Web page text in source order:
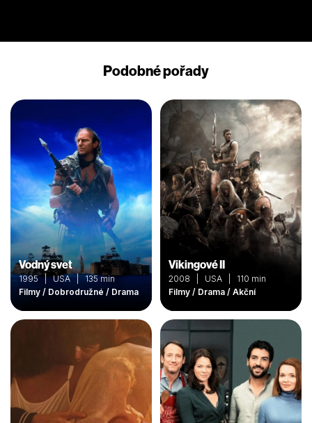
Podobné pořady
Vodný svet
1995 | USA | 135 min
Filmy / Dobrodružné / Drama
Vikingové II
2008 | USA | 110 min
Filmy / Drama / Akční